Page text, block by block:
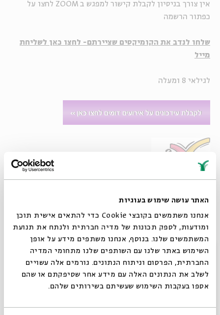
האתר עושה שימוש בעוגיות
אנחנו משתמשים בקובצי Cookie כדי להתאים אישית תוכן
ומודעות, לספק תכונות של מדיה חברתית ולנתח את תנועת
המשתמשים שלנו. בנוסף, אנחנו משתפים מידע על אופן
השימוש באתר שלנו עם השותפים שלנו מתחומי המדיה
החברתית, הפרסום וניתוח הנתונים. גורמים אלה עשויים
לשלב את הנתונים האלה עם מידע אחר שסיפקתם או שהם
אספו בעקבות השימוש שעשיתם בשירותים שלהם.
אין צורך בניסיון לקבלת קישור למפגש ב ZOOM לחצו על
כפתור הרשמה
שלחו לנדב את הקומיקסים שציירתם- לחצו כאן לשליחת
מייל
לגילאי 8 ומעלה
סדנת קומיקס מעשית וחווייתית לילדים, שבמהלכה נלמד
ביחד כיצד ליצור דמויות, סיפור וקומיקס.
בכדי להשתתף בסדנה אין צורך בניסיון, נחוצים רק כלי כתיבה
וציור (דפים לבנים, עפרון, מחק, עט שחור) וראש מלא
ברעיונות.
הסדנה המקוונת מיועדת לבני ובנות שמונה ומעלה , ונמשכת
כשעה בזום.
סגור